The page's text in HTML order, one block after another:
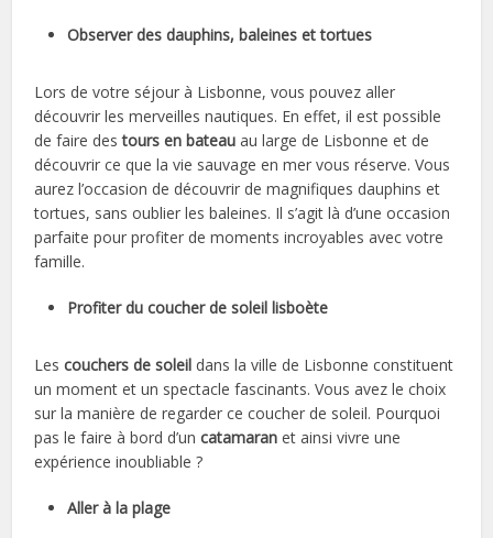
Observer des dauphins, baleines et tortues
Lors de votre séjour à Lisbonne, vous pouvez aller
découvrir les merveilles nautiques. En effet, il est possible
de faire des tours en bateau au large de Lisbonne et de
découvrir ce que la vie sauvage en mer vous réserve. Vous
aurez l’occasion de découvrir de magnifiques dauphins et
tortues, sans oublier les baleines. Il s’agit là d’une occasion
parfaite pour profiter de moments incroyables avec votre
famille.
Profiter du coucher de soleil lisboète
Les couchers de soleil dans la ville de Lisbonne constituent
un moment et un spectacle fascinants. Vous avez le choix
sur la manière de regarder ce coucher de soleil. Pourquoi
pas le faire à bord d’uncatamaranet ainsi vivre une
expérience inoubliable ?
Aller à la plage